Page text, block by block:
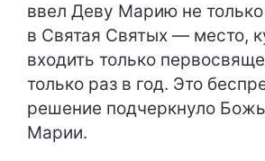
ввел Деву Марию не
в Святая Святых — место,
входить только
только раз в год. Это
решение подчеркнуло
Марии.